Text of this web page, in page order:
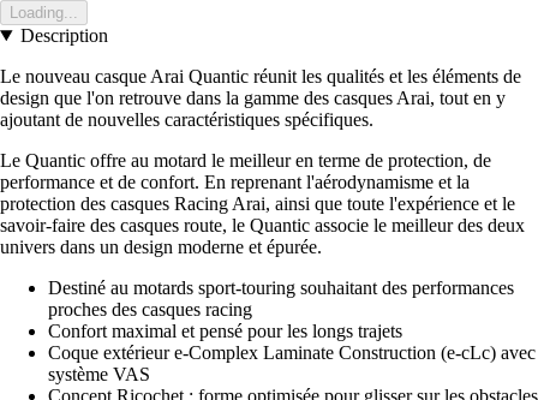
Loading...
Description
Le nouveau casque Arai Quantic réunit les qualités et les éléments de
design que l'on retrouve dans la gamme des casques Arai, tout en y
ajoutant de nouvelles caractéristiques spécifiques.
Le Quantic offre au motard le meilleur en terme de protection, de
performance et de confort. En reprenant l'aérodynamisme et la
protection des casques Racing Arai, ainsi que toute l'expérience et le
savoir-faire des casques route, le Quantic associe le meilleur des deux
univers dans un design moderne et épurée.
Destiné au motards sport-touring souhaitant des performances
proches des casques racing
Confort maximal et pensé pour les longs trajets
Coque extérieur e-Complex Laminate Construction (e-cLc) avec
système VAS
Concept Ricochet : forme optimisée pour glisser sur les obstacles